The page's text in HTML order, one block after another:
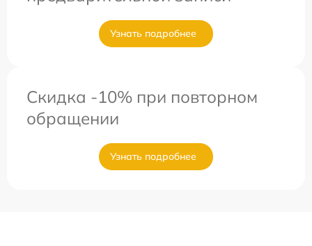
Узнать подробнее
Скидка -10% при повторном
обращении
Узнать подробнее